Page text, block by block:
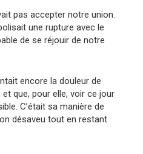
pas accepter notre union.
une rupture avec le
de se réjouir de notre
encore la douleur de
que, pour elle, voir ce jour
C’était sa manière de
désaveu tout en restant